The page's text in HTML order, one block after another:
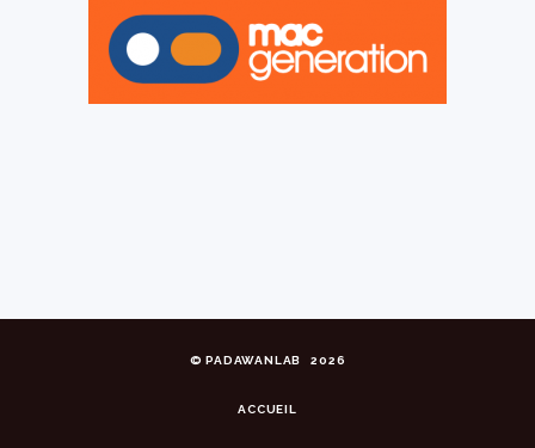
©PADAWANLAB 2026
ACCUEIL